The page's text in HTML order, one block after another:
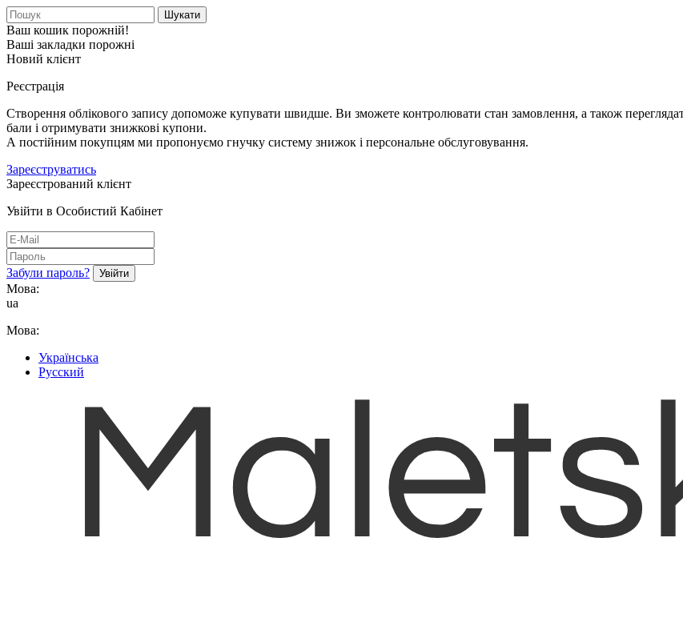
Шукати
Ваш кошик порожній!
Ваші закладки порожні
Новий клієнт
Реєстрація
Створення облікового запису допоможе купувати швидше. Ви зможете контролювати стан замовлення, а також
бали і отримувати знижкові купони.
А постійним покупцям ми пропонуємо гнучку систему знижок і персональне обслуговування.
Зареєструватись
Зареєстрований клієнт
Увійти в Особистий Кабінет
Забули пароль?
Мова:
ua
Мова:
Українська
Русский